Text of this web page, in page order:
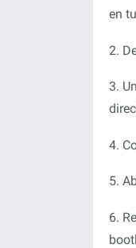
en
2.
3.
4.
5.
6.